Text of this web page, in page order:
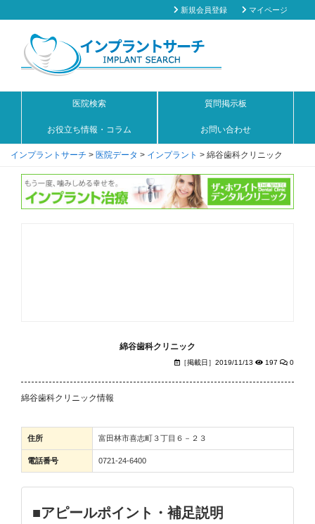
新規会員登録 マイページ
医院検索 質問掲示板
お役立ち情報・コラム お問い合わせ
インプラントサーチ > 医院データ > インプラント > 綿谷歯科クリニック
綿谷歯科クリニック
［掲載日］2019/11/13 197 0
綿谷歯科クリニック情報
住所 富田林市喜志町３丁目６－２３
電話番号 0721-24-6400
■アピールポイント・補足説明